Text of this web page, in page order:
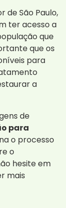
de São Paulo,
ter acesso a
que
que os
para
a
de
para
o processo
o
hesite em
mais